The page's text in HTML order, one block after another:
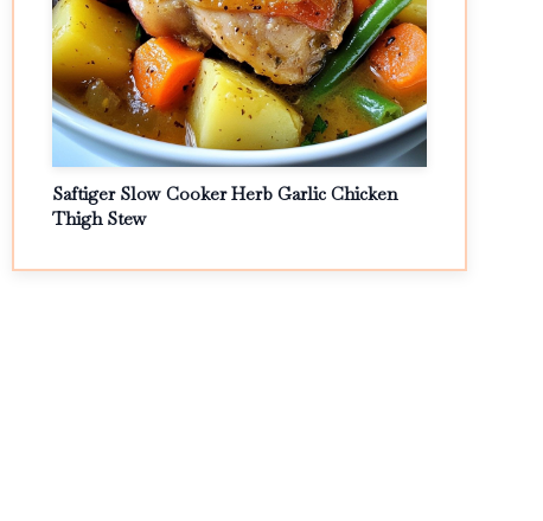
Saftiger Slow Cooker Herb Garlic Chicken
Thigh Stew